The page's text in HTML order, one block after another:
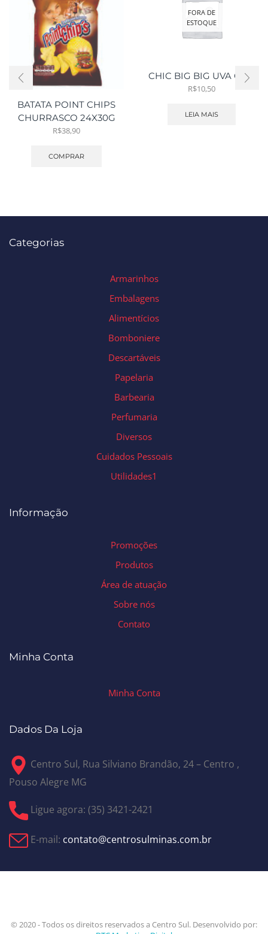
BATATA POINT CHIPS
CHURRASCO 24X30G
R$38,90
COMPRAR
FORA DE
ESTOQUE
CHIC BIG BIG UVA C100
R$10,50
LEIA MAIS
Categorias
Armarinhos
Embalagens
Alimentícios
Bomboniere
Descartáveis
Papelaria
Barbearia
Perfumaria
Diversos
Cuidados Pessoais
Utilidades1
Informação
Promoções
Produtos
Área de atuação
Sobre nós
Contato
Minha Conta
Minha Conta
Dados Da Loja
Centro Sul, Rua Silviano Brandão, 24 – Centro ,
Pouso Alegre MG
Ligue agora: (35) 3421-2421
E-mail: contato@centrosulminas.com.br
© 2020 - Todos os direitos reservados a Centro Sul. Desenvolvido por: